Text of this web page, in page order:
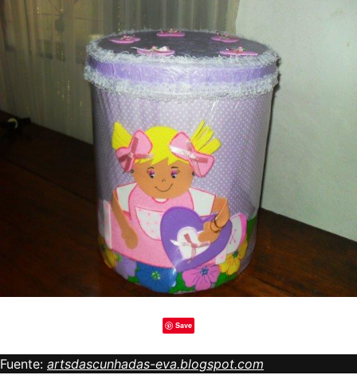
Save
Fuente: artsdascunhadas-eva.blogspot.com